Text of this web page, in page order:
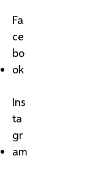
Fa
ce
bo
ok
Ins
ta
gr
am